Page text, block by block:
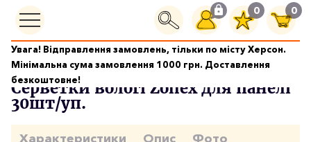
0 0
Увага! Відправлення замовлень, тільки по місту Херсон.
Мінімальна сума замовлення 1000 грн. Доставлення
безкоштовне!
Серветки Серветки вологі Zollex для панелі 30шт/уп.
Серветки вологі Zollex для панелі
30шт/уп.
Характеристики Опис Фото